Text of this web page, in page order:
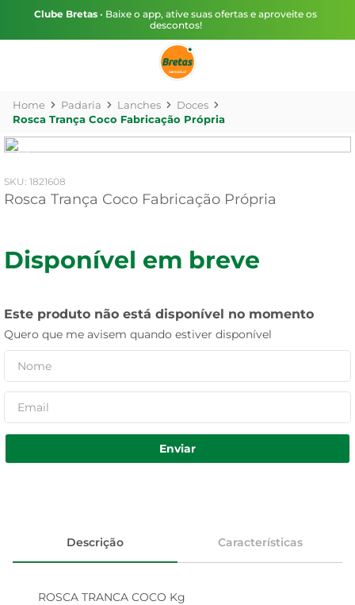
Clube Bretas • Baixe o app, ative suas ofertas e aproveite os
descontos!
Padaria Lanches
Doces
Rosca Trança Coco Fabricação Própria
: 1821608
Rosca Trança Coco Fabricação Própria
Disponível em breve
Este produto não está disponível no momento
Quero que me avisem quando estiver disponível
Enviar
Descrição Características
ROSCA TRANCA COCO Kg